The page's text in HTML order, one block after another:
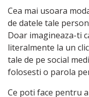
Cea mai usoara
de datele tale
Doar imagineaza-ti
literalmente la un
tale de pe social
folosesti o parola
Ce poti face pentru